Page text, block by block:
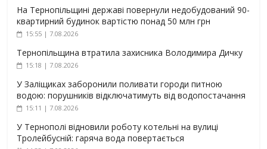
На Тернопільщині державі повернули недобудований 90-
квартирний будинок вартістю понад 50 млн грн
15:55 | 7.08.2026
Тернопільщина втратила захисника Володимира Дичку
15:18 | 7.08.2026
У Заліщиках заборонили поливати городи питною
водою: порушників відключатимуть від водопостачання
15:11 | 7.08.2026
У Тернополі відновили роботу котельні на вулиці
Тролейбусній: гаряча вода повертається